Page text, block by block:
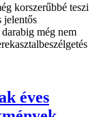
korszerűbbé teszi
jelentős
még nem
éves